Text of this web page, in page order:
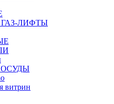
ЛИФТЫ
витрин